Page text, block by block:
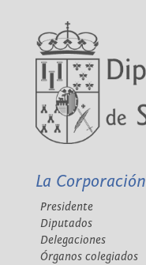
La Corporación
Presidente
Diputados
Delegaciones
Órganos colegiados